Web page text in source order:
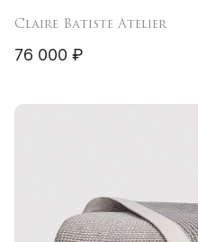
Claire Batiste Atelier
76 000 ₽